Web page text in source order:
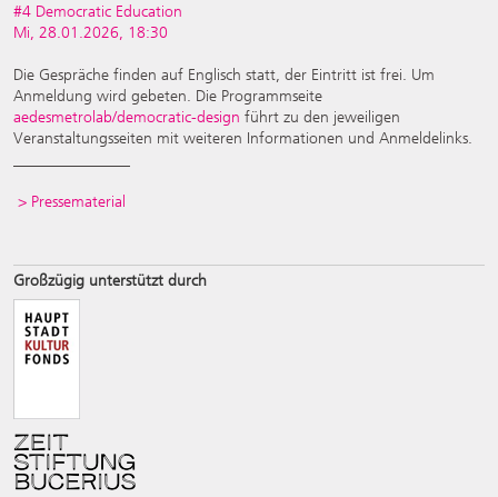
#4 Democratic Education
Mi, 28.01.2026, 18:30
Die Gespräche finden auf Englisch statt, der Eintritt ist frei. Um
Anmeldung wird gebeten. Die Programmseite
aedesmetrolab/democratic-design führt zu den jeweiligen
Veranstaltungsseiten mit weiteren Informationen und Anmeldelinks.
> Pressematerial
Großzügig unterstützt durch